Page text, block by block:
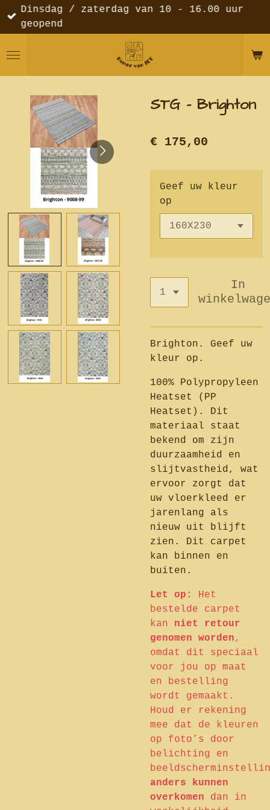
Ga
direct
de
Dinsdag / zaterdag van 10 - 16.00 uur
geopend
STG - Brighton
€ 175,00
Geef uw kleur
op
In
Brighton. Geef uw
kleur op.
100% Polypropyleen
Heatset (PP
Heatset). Dit
materiaal staat
bekend om zijn
duurzaamheid en
slijtvastheid, wat
ervoor zorgt dat
uw vloerkleed er
jarenlang als
nieuw uit blijft
zien. Dit carpet
kan binnen en
buiten.
Let op:
Het
bestelde carpet
kan niet retour
genomen worden,
omdat dit speciaal
voor jou op maat
en bestelling
wordt gemaakt.
Houd er rekening
mee dat de kleuren
op foto’s door
belichting en
anders kunnen
overkomen dan in